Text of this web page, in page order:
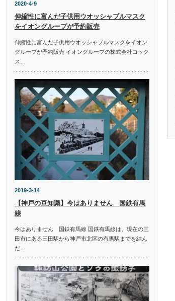
2020-4-9
伸縮性に富んだ子供用ウオッシャブルマスク
をイオングループが予約販売
伸縮性に富んだ子供用ウオッシャブルマスクをイオン
グループが予約販売 イオングループの株式会社コック
ス…
2019-3-14
【神戸の豆知識】今はありません 国鉄有馬
線
今はありません 国鉄有馬線 国鉄有馬線は、現在の三
田市にある三田駅から神戸市北区の有馬駅までを結ん
だ…